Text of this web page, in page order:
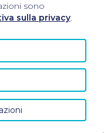
sono
sulla privacy.